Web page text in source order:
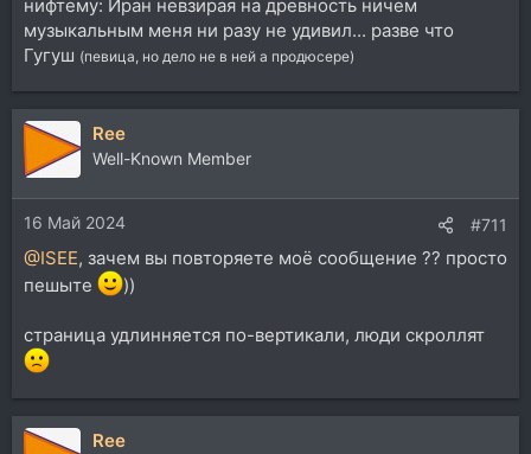
нифтему: Иран невзирая на древность ничем
музыкальным меня ни разу не удивил... разве что
Гугуш (певица, но дело не в ней а продюсере)
Ree
Well-Known Member
16 Май 2024 #711
@ISEE, зачем вы повторяете моё сообщение ?? просто
пешыте
))
страница удлинняется по-вертикали, люди скроллят
Ree